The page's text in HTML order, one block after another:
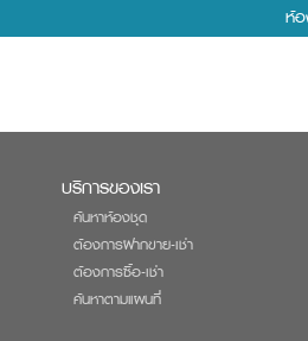
ห้อ
บริการของเรา
ค้นหาห้องชุด
ต้องการฝากขาย-เช่า
ต้องการซื้อ-เช่า
ค้นหาตามแผนที่